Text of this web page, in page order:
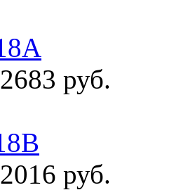
руб.
руб.